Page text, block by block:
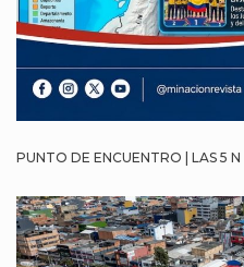
PUNTO DE ENCUENTRO | LAS 5 N